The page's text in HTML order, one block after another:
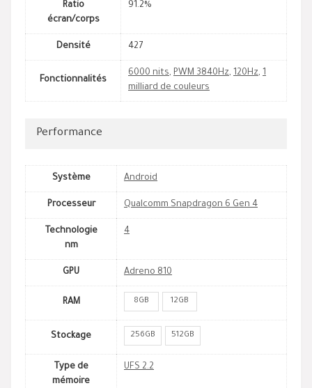
Ratio
écran/corps
91.2%
Densité 427
Fonctionnalités
6000 nits, PWM 3840Hz, 120Hz, 1
milliard de couleurs
Performance
Système Android
Processeur Qualcomm Snapdragon 6 Gen 4
Technologie
nm
4
GPU Adreno 810
RAM 8GB 12GB
Stockage 256GB 512GB
Type de
mémoire
UFS 2.2